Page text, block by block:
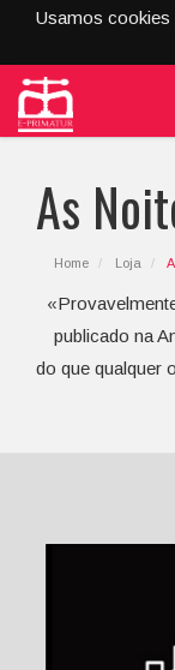
Usamos cookies
As
Home Loja
publicado na
do que qualquer